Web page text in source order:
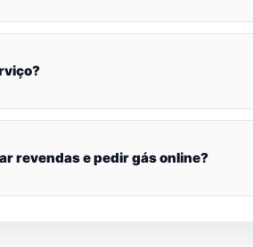
revendas e pedir gás online?